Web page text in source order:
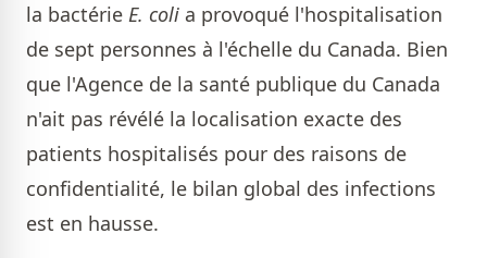
la bactérie E. coli a provoqué l'hospitalisation
de sept personnes à l'échelle du Canada. Bien
que l'Agence de la santé publique du Canada
n'ait pas révélé la localisation exacte des
patients hospitalisés pour des raisons de
confidentialité, le bilan global des infections
est en hausse.